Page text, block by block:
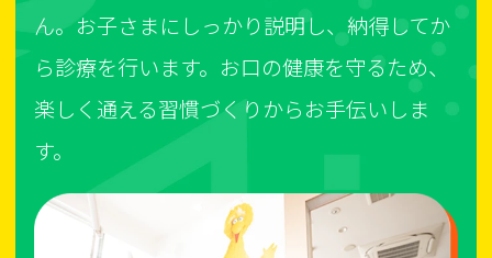
ん。お子さまにしっかり説明し、納得してか
ら診療を行います。お口の健康を守るため、
楽しく通える習慣づくりからお手伝いしま
す。